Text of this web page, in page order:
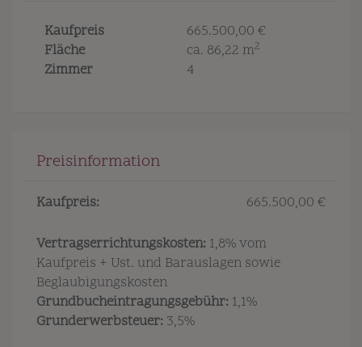
Kaufpreis
665.500,00 €
Fläche
ca. 86,22 m2
Zimmer 4
Preisinformation
Kaufpreis: 665.500,00 €
Vertragserrichtungskosten: 1,8% vom
Kaufpreis + Ust. und Barauslagen sowie
Beglaubigungskosten
Grundbucheintragungsgebühr: 1,1%
Grunderwerbsteuer: 3,5%